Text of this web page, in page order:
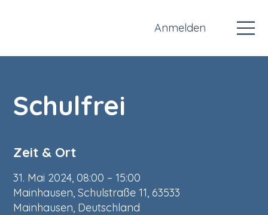
Anmelden
Schulfrei
Zeit & Ort
31. Mai 2024, 08:00 – 15:00
Mainhausen, Schulstraße 11, 63533
Mainhausen, Deutschland